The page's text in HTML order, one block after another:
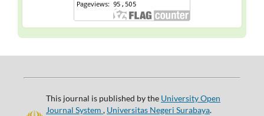
This journal is published by the University Open
Journal System , Universitas Negeri Surabaya.